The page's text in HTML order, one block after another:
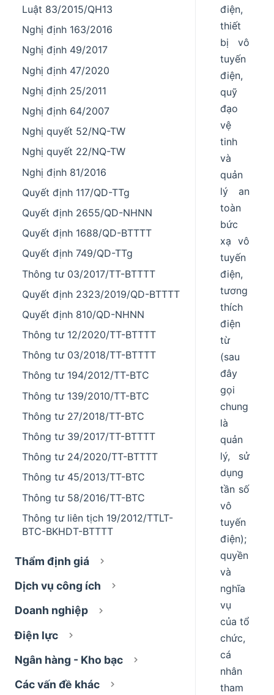
Luật 83/2015/QH13
Nghị định 163/2016
Nghị định 49/2017
Nghị định 47/2020
Nghị định 25/2011
Nghị định 64/2007
Nghị quyết 52/NQ-TW
Nghị quyết 22/NQ-TW
Nghị định 81/2016
Quyết định 117/QD-TTg
Quyết định 2655/QD-NHNN
Quyết định 1688/QD-BTTTT
Quyết định 749/QD-TTg
Thông tư 03/2017/TT-BTTTT
Quyết định 2323/2019/QD-BTTTT
Quyết định 810/QD-NHNN
Thông tư 12/2020/TT-BTTTT
Thông tư 03/2018/TT-BTTTT
Thông tư 194/2012/TT-BTC
Thông tư 139/2010/TT-BTC
Thông tư 27/2018/TT-BTC
Thông tư 39/2017/TT-BTTTT
Thông tư 24/2020/TT-BTTTT
Thông tư 45/2013/TT-BTC
Thông tư 58/2016/TT-BTC
Thông tư liên tịch 19/2012/TTLT-
BTC-BKHDT-BTTTT
Thẩm định giá
Dịch vụ công ích
Doanh nghiệp
Điện lực
Ngân hàng - Kho bạc
Các vấn đề khác
điện,
thiết
bị vô
tuyến
điện,
quỹ
đạo
vệ
tinh
và
quản
lý an
toàn
bức
xạ vô
tuyến
điện,
tương
thích
điện
từ
(sau
đây
gọi
chung
là
quản
lý, sử
dụng
tần số
vô
tuyến
điện);
quyền
và
nghĩa
vụ
của tổ
chức,
cá
nhân
tham